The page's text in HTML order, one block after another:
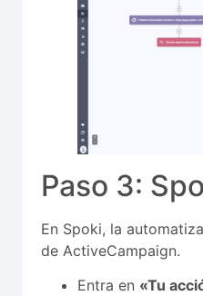
Paso 3:
En Spoki, la
de ActiveCampaign.
Entra en «Tu